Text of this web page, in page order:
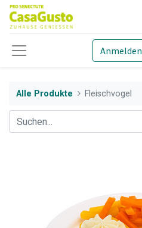
Anmelden
Alle Produkte Fleischvogel